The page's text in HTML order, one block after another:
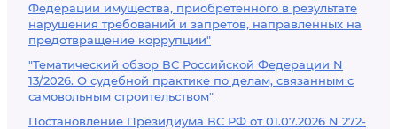
Федерации имущества, приобретенного в результате
нарушения требований и запретов, направленных на
предотвращение коррупции"
"Тематический обзор ВС Российской Федерации N
13/2026. О судебной практике по делам, связанным с
самовольным строительством"
Постановление Президиума ВС РФ от 01.07.2026 N 272-